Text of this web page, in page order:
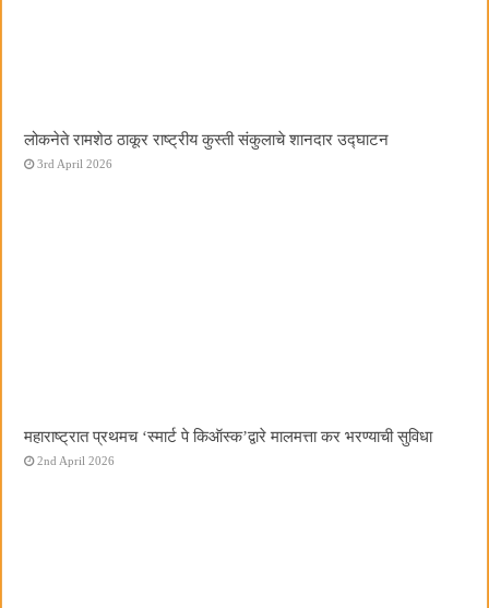
लोकनेते रामशेठ ठाकूर राष्ट्रीय कुस्ती संकुलाचे शानदार उद्घाटन
3rd April 2026
महाराष्ट्रात प्रथमच ‌‘स्मार्ट पे किऑस्क‌’द्वारे मालमत्ता कर भरण्याची सुविधा
2nd April 2026